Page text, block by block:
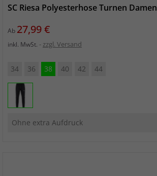
SC Riesa Polyesterhose Turnen Damen
Ab Preis
27,99 €
inkl. MwSt. zzgl. Versand
34 36 38 40 42 44